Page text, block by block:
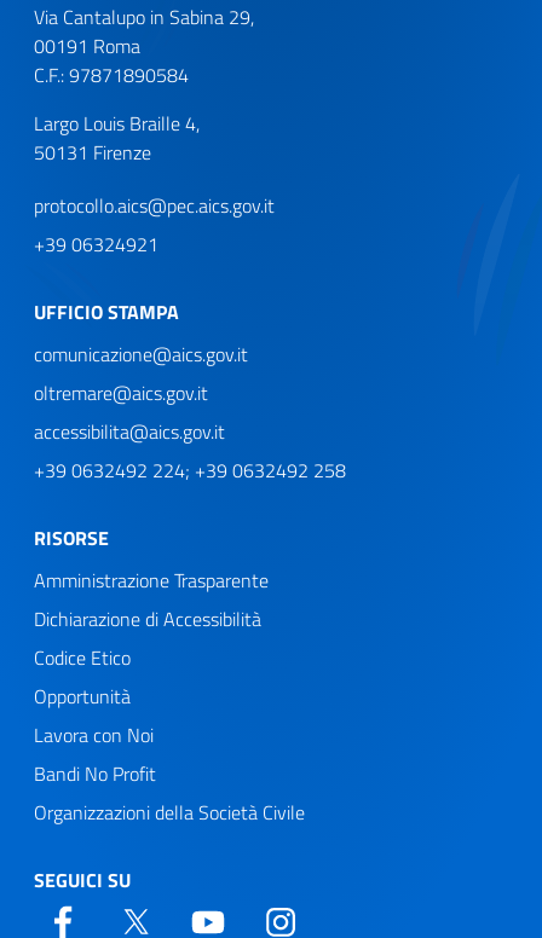
Via Cantalupo in Sabina 29,
00191 Roma
C.F.: 97871890584
Largo Louis Braille 4,
50131 Firenze
protocollo.aics@pec.aics.gov.it
+39 06324921
UFFICIO STAMPA
comunicazione@aics.gov.it
oltremare@aics.gov.it
accessibilita@aics.gov.it
+39 0632492 224; +39 0632492 258
RISORSE
Amministrazione Trasparente
Dichiarazione di Accessibilità
Codice Etico
Opportunità
Lavora con Noi
Bandi No Profit
Organizzazioni della Società Civile
SEGUICI SU